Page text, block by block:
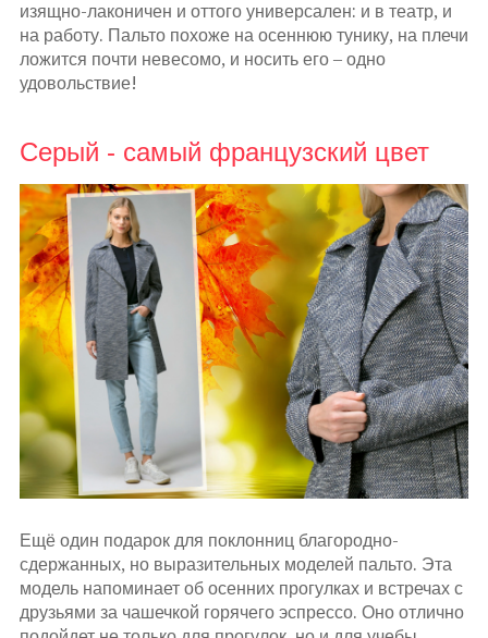
изящно-лаконичен и оттого универсален: и в театр, и
на работу. Пальто похоже на осеннюю тунику, на плечи
ложится почти невесомо, и носить его – одно
удовольствие!
Серый - самый французский цвет
Ещё один подарок для поклонниц благородно-
сдержанных, но выразительных моделей пальто. Эта
модель напоминает об осенних прогулках и встречах с
друзьями за чашечкой горячего эспрессо. Оно отлично